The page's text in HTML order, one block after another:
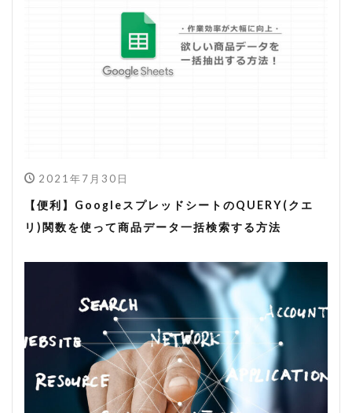
2021年7月30日
【便利】GoogleスプレッドシートのQUERY(クエ
リ)関数を使って商品データ一括検索する方法